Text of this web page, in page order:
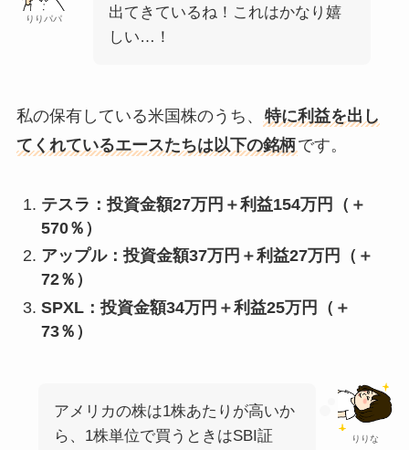
りりパパ
出てきているね！これはかなり嬉
しい…！
私の保有している米国株のうち、
特に利益を出し
てくれているエースたちは以下の銘柄です。
テスラ：投資金額27万円＋利益154万円（＋
570％）
アップル：投資金額37万円＋利益27万円（＋
72％）
SPXL：投資金額34万円＋利益25万円（＋
73％）
りりな
アメリカの株は1株あたりが高いか
ら、1株単位で買うときはSBI証